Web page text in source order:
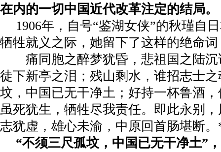
在内的一切中国近代改革注定的结局。
1906年，自号“鉴湖女侠”的秋瑾自
牺牲就义之际，她留下了这样的绝命词
痛同胞之醉梦犹昏，悲祖国之陆沉
徒下新亭之泪；残山剩水，谁招志士
坟，中国已无干净土；好持一杯鲁酒
虽死犹生，牺牲尽我责任。即此永别
志犹虚，雄心未渝，中原回首肠堪断。
“不须三尺孤坟，中国已无干净土”